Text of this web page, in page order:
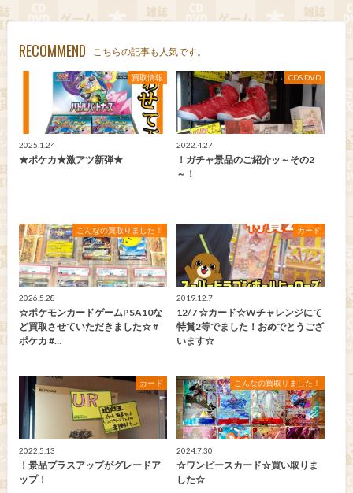
RECOMMEND こちらの記事も人気です。
買取情報
2025.1.24
★ポケカ★激アツ新弾★
CD&DVD
2022.4.27
！ガチャ景品のご紹介ッ～その2
～！
こんなの買取りました！
2026.5.28
☆ポケモンカードゲームPSA10な
ど買取させていただきました☆ #
ポケカ #…
カード
2019.12.7
12/7 ☆カード☆Wチャレンジにて
特賞2等でました！おめでとうござ
います☆
カード
2022.5.13
！景品プラスアップがグレードア
ップ！
こんなの買取りました！
2024.7.30
☆ワンピースカード☆買い取りま
した☆